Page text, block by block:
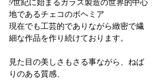
9世紀に始まるガラス製造の世界的中心
地であるチェコのボヘミア
現在でも工芸的でありながら緻密で繊
細な作品を作り続けております。
見た目の美しさもさる事ながら、ねば
りのある質感、